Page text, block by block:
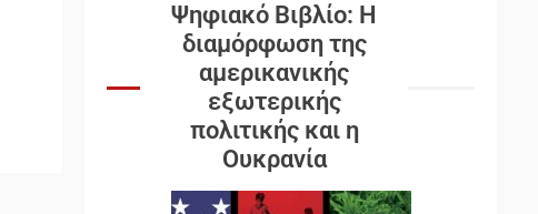
Ψηφιακό Βιβλίο: Η
διαμόρφωση της
αμερικανικής
εξωτερικής
πολιτικής και η
Ουκρανία